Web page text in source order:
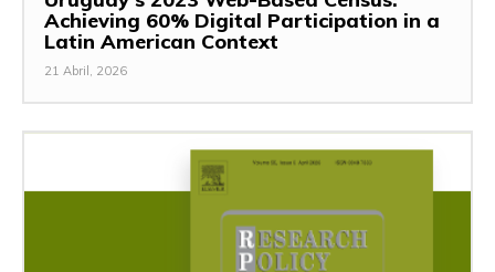
Achieving 60% Digital Participation in a
Latin American Context
21 Abril, 2026